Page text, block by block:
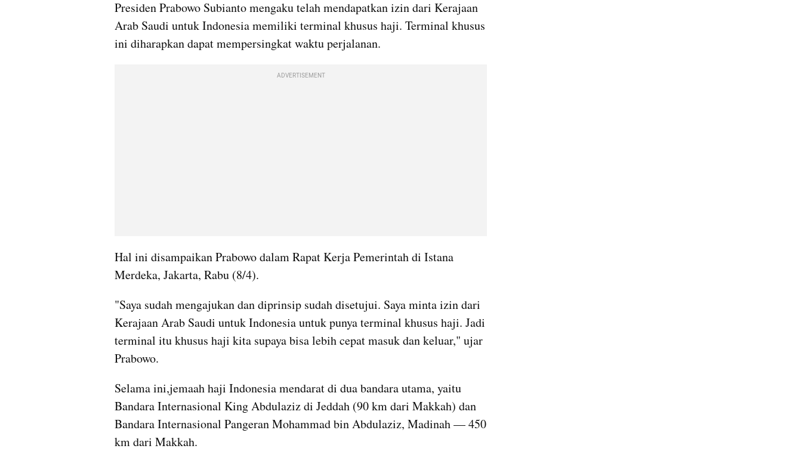
Presiden Prabowo Subianto mengaku telah mendapatkan izin dari Kerajaan
Arab Saudi untuk Indonesia memiliki terminal khusus haji. Terminal khusus
ini diharapkan dapat mempersingkat waktu perjalanan.
ADVERTISEMENT
Hal ini disampaikan Prabowo dalam Rapat Kerja Pemerintah di Istana
Merdeka, Jakarta, Rabu (8/4).
"Saya sudah mengajukan dan diprinsip sudah disetujui. Saya minta izin dari
Kerajaan Arab Saudi untuk Indonesia untuk punya terminal khusus haji. Jadi
terminal itu khusus haji kita supaya bisa lebih cepat masuk dan keluar," ujar
Prabowo.
Selama ini,jemaah haji Indonesia mendarat di dua bandara utama, yaitu
Bandara Internasional King Abdulaziz di Jeddah (90 km dari Makkah) dan
Bandara Internasional Pangeran Mohammad bin Abdulaziz, Madinah — 450
km dari Makkah.